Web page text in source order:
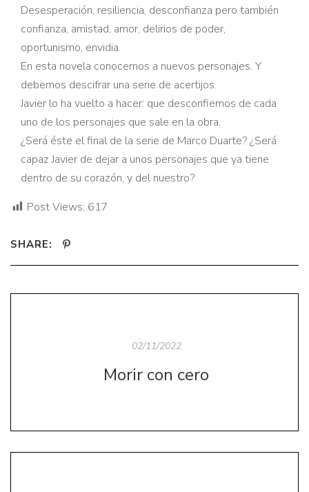
Desesperación, resiliencia, desconfianza pero también
confianza, amistad, amor, delirios de poder,
oportunismo, envidia.
En esta novela conocemos a nuevos personajes. Y
debemos descifrar una serie de acertijos.
Javier lo ha vuelto a hacer: que desconfiemos de cada
uno de los personajes que sale en la obra.
¿Será éste el final de la serie de Marco Duarte? ¿Será
capaz Javier de dejar a unos personajes que ya tiene
dentro de su corazón, y del nuestro?
Post Views: 617
SHARE:
02/11/2022
Morir con cero